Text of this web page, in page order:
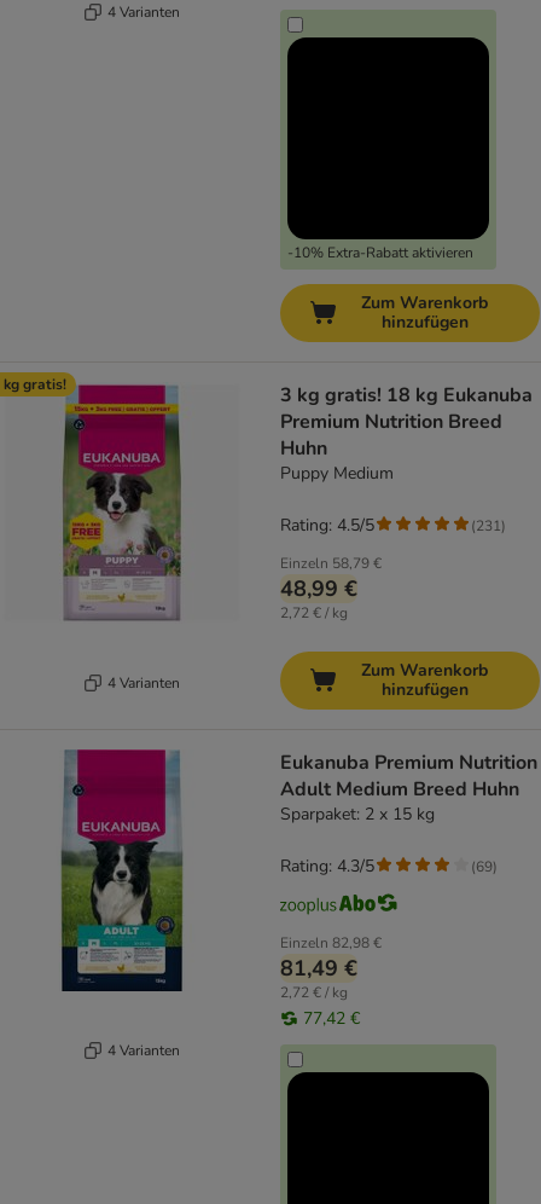
4 Varianten
-10% Extra-Rabatt aktivieren
Zum Warenkorb
hinzufügen
kg gratis!
4 Varianten
3 kg gratis! 18 kg Eukanuba
Premium Nutrition Breed
Huhn
Puppy Medium
Einzeln 58,79 €
48,99 €
2,72 € / kg
Rating: 4.5/5 (231)
Zum Warenkorb
hinzufügen
4 Varianten
Eukanuba Premium Nutrition
Adult Medium Breed Huhn
Sparpaket: 2 x 15 kg
Einzeln 82,98 €
81,49 €
2,72 € / kg
77,42 €
Rating: 4.3/5 (69)